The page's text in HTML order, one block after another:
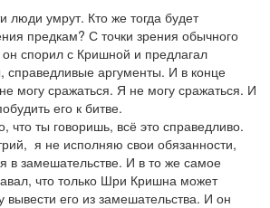
люди умрут. Кто же тогда будет
предкам? С точки зрения обычного
спорил с Кришной и предлагал
справедливые аргументы. И в конце
могу сражаться. Я не могу сражаться. И
его к битве.
что ты говоришь, всё это справедливо.
я не исполняю свои обязанности,
в замешательстве. И в то же самое
что только Шри Кришна может
вывести его из замешательства. И он